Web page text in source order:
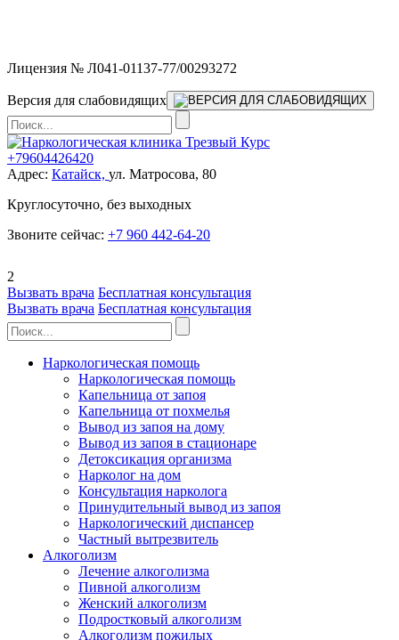
Лицензия № Л041-01137-77/00293272
Версия для слабовидящих
+79604426420
Адрес: Катайск, ул. Матросова, 80
Круглосуточно, без выходных
Звоните сейчас: +7 960 442-64-20
2
Вызвать врача Бесплатная консультация
Вызвать врача Бесплатная консультация
Наркологическая помощь
Наркологическая помощь
Капельница от запоя
Капельница от похмелья
Вывод из запоя на дому
Вывод из запоя в стационаре
Детоксикация организма
Нарколог на дом
Консультация нарколога
Принудительный вывод из запоя
Наркологический диспансер
Частный вытрезвитель
Алкоголизм
Лечение алкоголизма
Пивной алкоголизм
Женский алкоголизм
Подростковый алкоголизм
Алкоголизм пожилых